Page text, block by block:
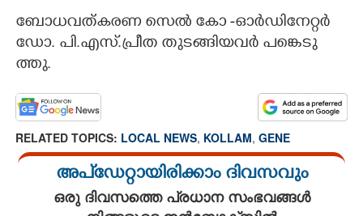
ബോ​ധ​വത്ക​ര​ണ സെൽ കോ​ -ഓർ​ഡി​നേ​റ്റർ
ഡോ. പി.എ​സ്.പ്രീ​ത തു​ട​ങ്ങി​യ​വർ പ​ങ്കെ​ടു​
ത്തു.
RELATED TOPICS: LOCAL NEWS, KOLLAM, GENE
അപ്ഡേറ്റായിരിക്കാം ദിവസവും
ഒരു ദിവസത്തെ പ്രധാന സംഭവങ്ങൾ